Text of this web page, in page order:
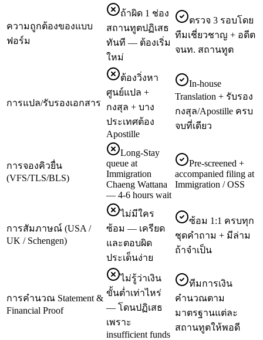
ความถูกต้องของแบบ
ฟอร์ม
ถ้าผิด 1 ช่อง
สถานทูตปฏิเสธ
ทันที — ต้องเริ่ม
ใหม่
ตรวจ 3 รอบโดย
ทีมเชี่ยวชาญ + อดีต
จนท. สถานทูต
การแปล/รับรองเอกสาร
ต้องวิ่งหา
ศูนย์แปล +
กงสุล + บาง
ประเทศต้อง
Apostille
In-house
Translation + รับรอง
กงสุล/Apostille ครบ
จบที่เดียว
การจองคิวยื่น
(VFS/TLS/BLS)
Long-Stay
queue at
Immigration
Chaeng Wattana
— 4-6 hours wait
Pre-screened +
accompanied filing at
Immigration / OSS
การสัมภาษณ์ (USA /
UK / Schengen)
ไม่มีใคร
ซ้อม — เครียด
และตอบผิด
ประเด็นง่าย
ซ้อม 1:1 ครบทุก
ชุดคำถาม + มีล่าม
ถ้าจำเป็น
การคำนวณ Statement &
Financial Proof
ไม่รู้ว่าเงิน
ขั้นต่ำเท่าไหร่
— โดนปฏิเสธ
เพราะ
insufficient funds
ทีมการเงิน
คำนวณตาม
มาตรฐานแต่ละ
สถานทูตให้พอดี